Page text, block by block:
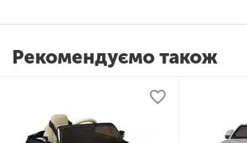
Рекомендуємо також